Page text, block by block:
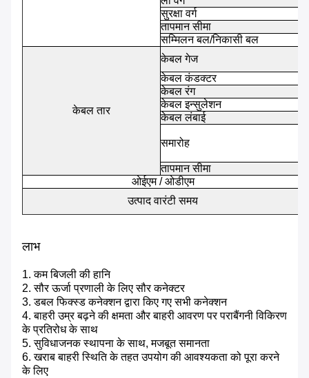
सुरक्षा वर्ग
तापमान सीमा
सम्मिलन बल/निकासी बल
केबल तार
केबल गेज
केबल कंडक्टर
केबल रंग
केबल इन्सुलेशन
केबल लंबाई
समारोह
तापमान सीमा
ओईएम / ओडीएम
उत्पाद वारंटी समय
लाभ
1. कम बिजली की हानि
2. सौर ऊर्जा प्रणाली के लिए सौर कनेक्टर
3. डबल फिक्स्ड कनेक्शन द्वारा किए गए सभी कनेक्शन
4. बाहरी उम्र बढ़ने की क्षमता और बाहरी आवरण पर पराबैंगनी विकिरण
के प्रतिरोध के साथ
5. सुविधाजनक स्थापना के साथ, मजबूत समानता
6. खराब बाहरी स्थिति के तहत उपयोग की आवश्यकता को पूरा करने
के लिए